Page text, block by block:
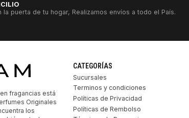
la puerta de tu hogar, Realizamos envíos a todo el País.
fragancias está
Originales
los
CATEGORÍAS
Sucursales
Terminos y condiciones
Políticas de Privacidad
Políticas de Rembolso